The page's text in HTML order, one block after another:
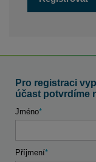
Pro registraci
účast potvrdíme
Jméno
Příjmení